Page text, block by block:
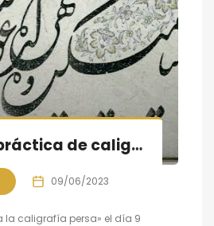
Muestra práctica de caligrafía persa, sesión VIII
09/06/2023
la caligrafía persa» el día 9